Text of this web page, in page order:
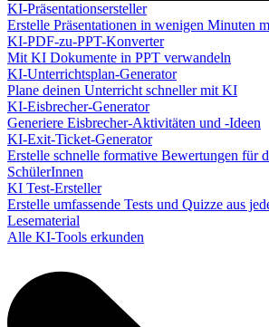
KI-Präsentationsersteller
Erstelle Präsentationen in wenigen Minuten
KI-PDF-zu-PPT-Konverter
Mit KI Dokumente in PPT verwandeln
KI-Unterrichtsplan-Generator
Plane deinen Unterricht schneller mit KI
KI-Eisbrecher-Generator
Generiere Eisbrecher-Aktivitäten und -Ideen
KI-Exit-Ticket-Generator
Erstelle schnelle formative Bewertungen für
SchülerInnen
KI Test-Ersteller
Erstelle umfassende Tests und Quizze aus
Lesematerial
Alle KI-Tools erkunden